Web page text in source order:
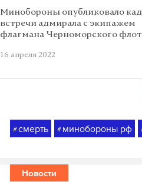
Минобороны опубликовало
встречи адмирала с экипажем
флагмана Черноморского
16 апреля 2022
#смерть # минобороны рф
Новости